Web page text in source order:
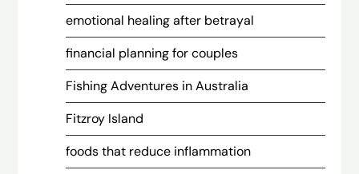
emotional healing after betrayal
financial planning for couples
Fishing Adventures in Australia
Fitzroy Island
foods that reduce inflammation